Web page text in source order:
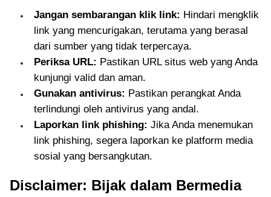
Jangan sembarangan klik link: Hindari mengklik
link yang mencurigakan, terutama yang berasal
dari sumber yang tidak terpercaya.
Periksa URL: Pastikan URL situs web yang Anda
kunjungi valid dan aman.
Gunakan antivirus: Pastikan perangkat Anda
terlindungi oleh antivirus yang andal.
Laporkan link phishing: Jika Anda menemukan
link phishing, segera laporkan ke platform media
sosial yang bersangkutan.
Disclaimer: Bijak dalam Bermedia